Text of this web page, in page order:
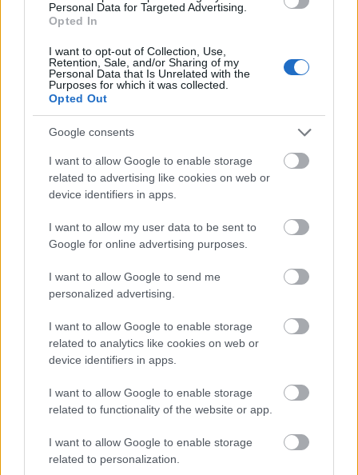
Personal Data for Targeted Advertising.
Opted In
I want to opt-out of Collection, Use,
Retention, Sale, and/or Sharing of my
Personal Data that Is Unrelated with the
Purposes for which it was collected.
Opted Out
Google consents
I want to allow Google to enable storage
related to advertising like cookies on web or
device identifiers in apps.
I want to allow my user data to be sent to
Google for online advertising purposes.
I want to allow Google to send me
personalized advertising.
I want to allow Google to enable storage
related to analytics like cookies on web or
device identifiers in apps.
I want to allow Google to enable storage
related to functionality of the website or app.
I want to allow Google to enable storage
related to personalization.
Ezeket olvastad már?
Szűz egyedül érzi magát augusztus 8-án
brutálisan ki is gyúrta magát